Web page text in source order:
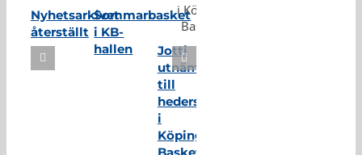
Nyhetsarkivet
återställt
Sommarbasket
i KB-
hallen
Jotti
utnämnd
till
hedersmedlem
i
Köping